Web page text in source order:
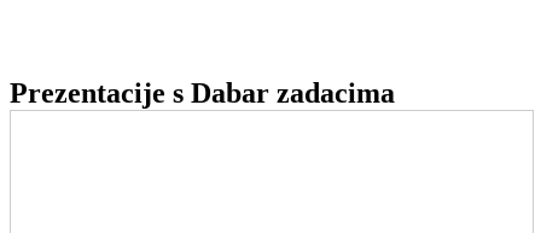
Prezentacije s Dabar zadacima